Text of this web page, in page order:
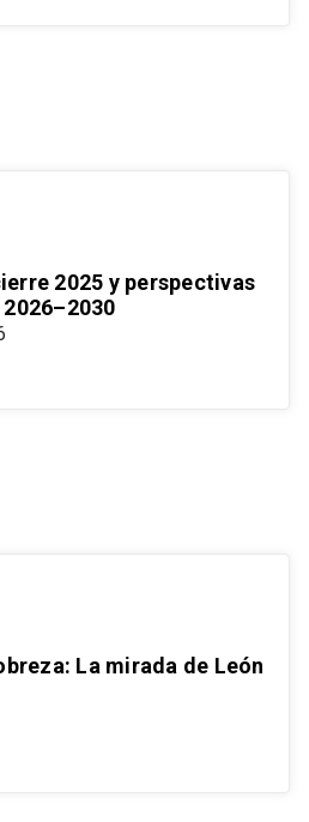
2025 y perspectivas
La mirada de León